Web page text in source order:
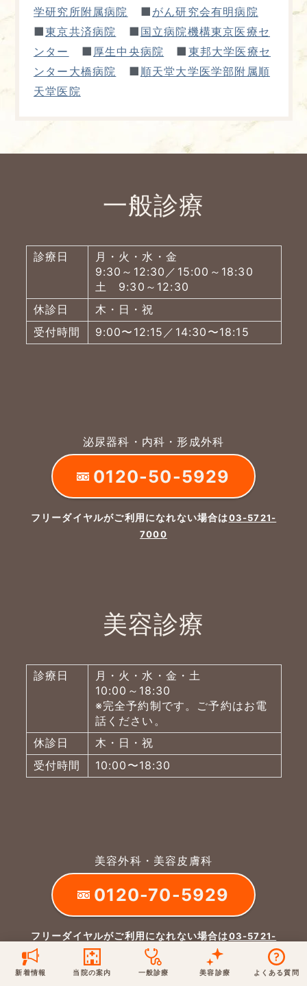
学研究所附属病院
■ がん研究会有明病院
■東京共済病院 ■ 国立病院機構東京医療セ
ンター
■ 厚生中央病院 ■ 東邦大学医療セ
ンター大橋病院
■ 順天堂大学医学部附属順
天堂医院
新着情報
新着情報
当院からのお知らせ
最新医療トピックス
取材協力
桑満院長のtwitter 松下医師のインスタ
当院の案内
五本木クリニックについて
はじめての方へ
医師の紹介
当院のポリシー
個人情報保護方針 サイトマップ
一般診療
保険での診療
泌尿器科
形成外科
※ 木・日・祝は休診です
美容診療 よくある質問
一般診療 美容診療
予約について
0120-50-5929
木・日・祝は休診
0120-70-5929
日・祝はお休みです
地図アプリで経路を調べる
一般診療
診療日
月・火・水・金
9:30～12:30／15:00～18:30
土 9:30～12:30
休診日
木・日・祝
受付時間
9:00〜12:15／14:30〜18:15
泌尿器科・内科・形成外科
0120-50-5929
フリーダイヤルがご利用になれない場合は03-5721-
7000
美容診療
診療日
月・火・水・金・土
10:00～18:30
※完全予約制です。ご予約はお電
話ください。
休診日
木・日・祝
受付時間
10:00〜18:30
美容外科・美容皮膚科
0120-70-5929
フリーダイヤルがご利用になれない場合は03-5721-
7015